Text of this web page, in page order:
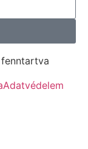
Adatvédelem